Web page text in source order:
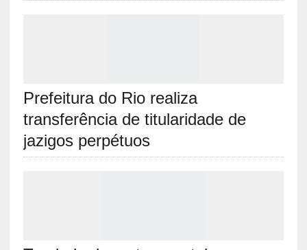
Prefeitura do Rio realiza
transferência de titularidade de
jazigos perpétuos